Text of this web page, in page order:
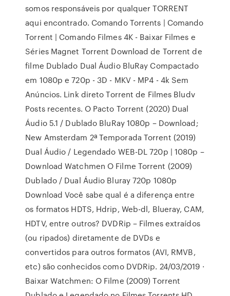
somos responsáveis por qualquer TORRENT
aqui encontrado. Comando Torrents | Comando
Torrent | Comando Filmes 4K - Baixar Filmes e
Séries Magnet Torrent Download de Torrent de
filme Dublado Dual Áudio BluRay Compactado
em 1080p e 720p - 3D - MKV - MP4 - 4k Sem
Anúncios. Link direto Torrent de Filmes Bludv
Posts recentes. O Pacto Torrent (2020) Dual
Áudio 5.1 / Dublado BluRay 1080p – Download;
New Amsterdam 2ª Temporada Torrent (2019)
Dual Áudio / Legendado WEB-DL 720p | 1080p –
Download Watchmen O Filme Torrent (2009)
Dublado / Dual Áudio Bluray 720p 1080p
Download Você sabe qual é a diferença entre
os formatos HDTS, Hdrip, Web-dl, Blueray, CAM,
HDTV, entre outros? DVDRip – Filmes extraídos
(ou ripados) diretamente de DVDs e
convertidos para outros formatos (AVI, RMVB,
etc) são conhecidos como DVDRip. 24/03/2019 ·
Baixar Watchmen: O Filme (2009) Torrent